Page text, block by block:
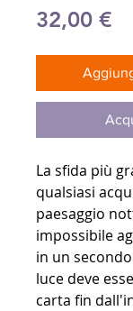
32,00 €
La sfida più
qualsiasi
paesaggio
impossibile
in un
luce deve
carta fin